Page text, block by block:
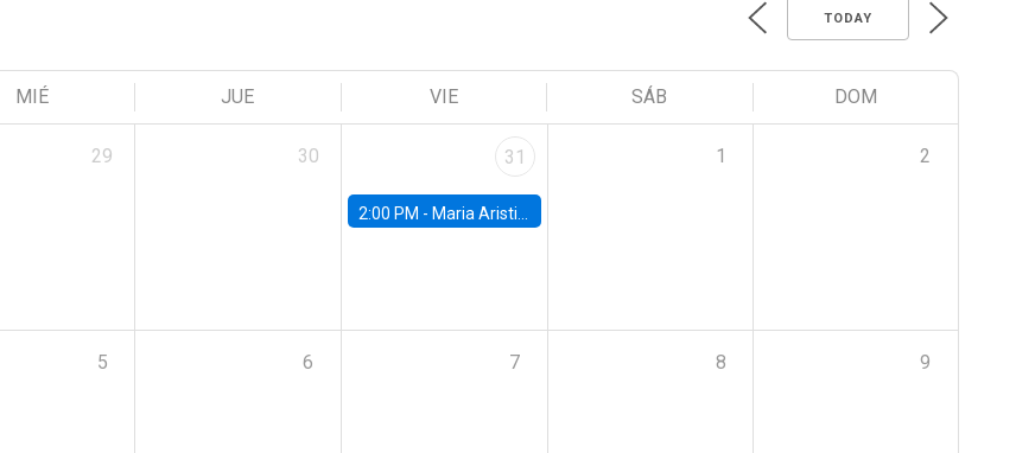
TODAY
MIÉ JUE VIE SÁB DOM
29 30 31
2:00 PM - Maria Aristizabal-Ramirez, FED Board
1 2
5 6 7 8 9